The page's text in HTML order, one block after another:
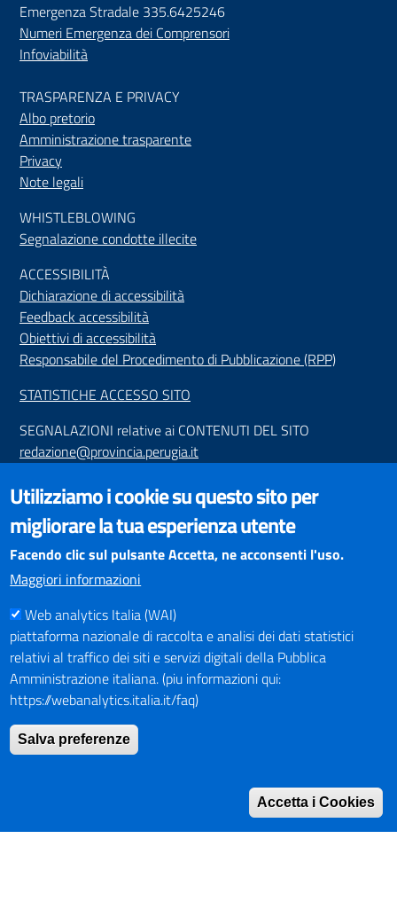
Emergenza Stradale 335.6425246
Numeri Emergenza dei Comprensori
Infoviabilità
TRASPARENZA E PRIVACY
Albo pretorio
Amministrazione trasparente
Privacy
Note legali
WHISTLEBLOWING
Segnalazione condotte illecite
ACCESSIBILITÀ
Dichiarazione di accessibilità
Feedback accessibilità
Obiettivi di accessibilità
Responsabile del Procedimento di Pubblicazione (RPP)
STATISTICHE ACCESSO SITO
SEGNALAZIONI relative ai CONTENUTI DEL SITO
redazione@provincia.perugia.it
VISUALIZZAZIONE CONTENUTI
Il sito internet della Provincia di Perugia è ottimizzato per
essere visualizzato dai principali browser aggiornati. L'uso di
browser non aggiornati può creare problemi di visualizzazione
dei contenuti.
PAGAMENTI
SOCIAL NETWORKS
Pagina Facebook
Profilo Instagram
PNRR (Piano Nazionale di Ripresa e Resilienza)
Utilizziamo i cookie su questo sito per
migliorare la tua esperienza utente
Facendo clic sul pulsante Accetta, ne acconsenti l'uso.
Maggiori informazioni
Web analytics Italia (WAI)
piattaforma nazionale di raccolta e analisi dei dati statistici
relativi al traffico dei siti e servizi digitali della Pubblica
Amministrazione italiana. (piu informazioni qui:
https://webanalytics.italia.it/faq)
Salva preferenze
Accetta i Cookies